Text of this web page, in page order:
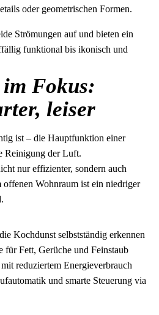
oder geometrischen Formen.
Strömungen auf und bieten ein
funktional bis ikonisch und
Fokus:
leiser
ist – die Hauptfunktion einer
Reinigung der Luft.
nur effizienter, sondern auch
offenen Wohnraum ist ein niedriger
Kochdunst selbstständig erkennen
für Fett, Gerüche und Feinstaub
reduziertem Energieverbrauch
und smarte Steuerung via